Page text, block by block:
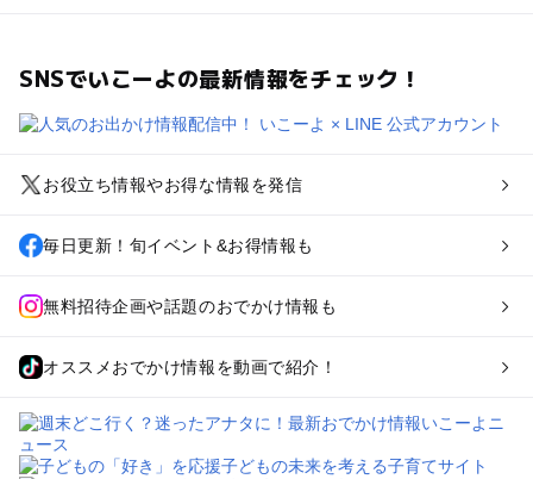
SNSでいこーよの最新情報をチェック！
お役立ち情報やお得な情報を発信
毎日更新！旬イベント&お得情報も
無料招待企画や話題のおでかけ情報も
オススメおでかけ情報を動画で紹介！